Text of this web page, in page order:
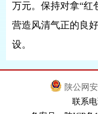
万元。保持对拿“红
营造风清气正的良
设。
陕公网
联系